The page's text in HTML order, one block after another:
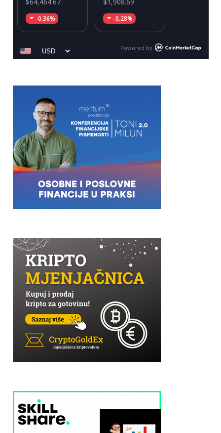
-0.36% -0.28%
Powered by